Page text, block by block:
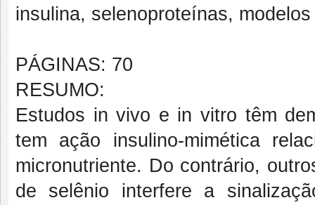
insulina, selenoproteínas,
PÁGINAS: 70
RESUMO:
Estudos in vivo e in vitro têm
tem ação insulino-mimética
micronutriente. Do contrário,
de selênio interfere a